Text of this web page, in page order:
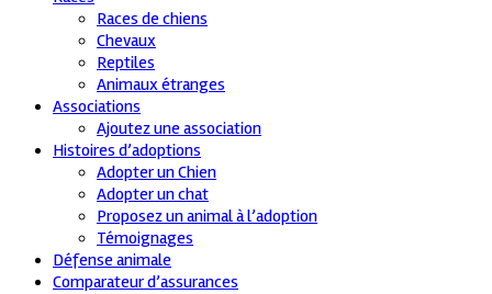
Races de chiens
Chevaux
Reptiles
Animaux étranges
Associations
Ajoutez une association
Histoires d’adoptions
Adopter un Chien
Adopter un chat
Proposez un animal à l’adoption
Témoignages
Défense animale
Comparateur d’assurances